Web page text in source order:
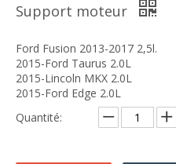
Support moteur
Ford Fusion 2013-2017 2,5l.
2015-Ford Taurus 2.0L
2015-Lincoln MKX 2.0L
2015-Ford Edge 2.0L
Quantité: